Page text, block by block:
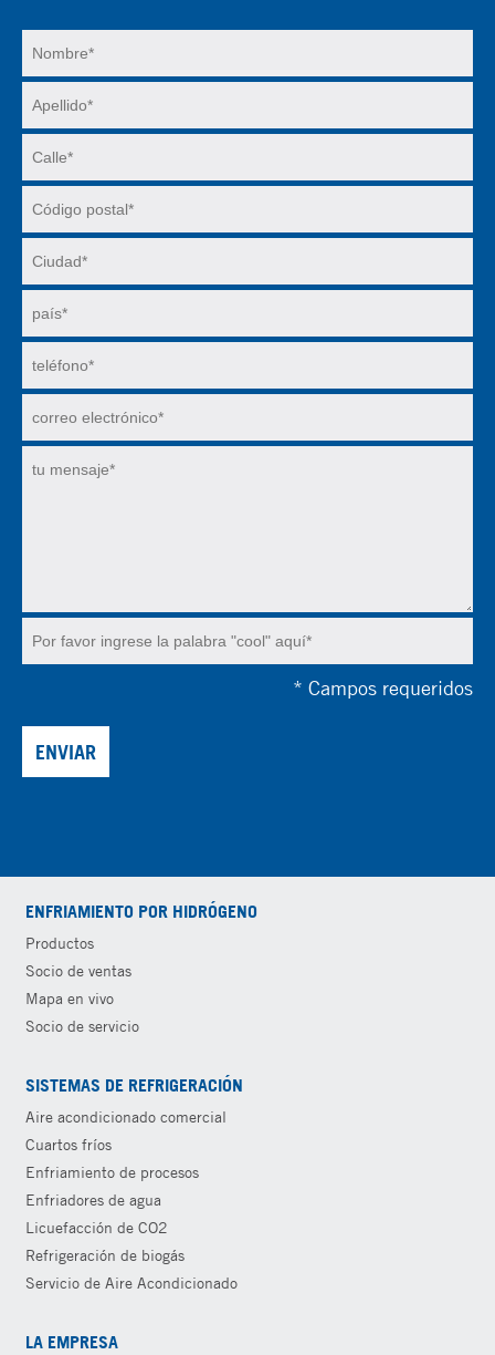
* Campos requeridos
ENVIAR
ENFRIAMIENTO POR HIDRÓGENO
Productos
Socio de ventas
Mapa en vivo
Socio de servicio
SISTEMAS DE REFRIGERACIÓN
Aire acondicionado comercial
Cuartos fríos
Enfriamiento de procesos
Enfriadores de agua
Licuefacción de CO2
Refrigeración de biogás
Servicio de Aire Acondicionado
LA EMPRESA